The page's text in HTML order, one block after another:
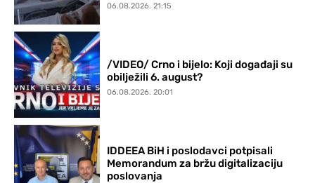
06.08.2026. 21:15
/VIDEO/ Crno i bijelo: Koji događaji su
obilježili 6. august?
06.08.2026. 20:01
IDDEEA BiH i poslodavci potpisali
Memorandum za bržu digitalizaciju
poslovanja